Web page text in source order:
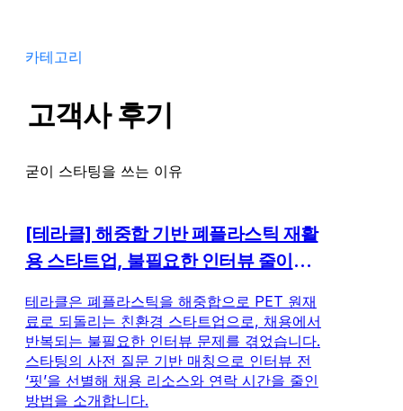
카테고리
고객사 후기
굳이 스타팅을 쓰는 이유
[테라클] 해중합 기반 폐플라스틱 재활
용 스타트업, 불필요한 인터뷰 줄이는
테라클은 폐플라스틱을 해중합으로 PET 원재
료로 되돌리는 친환경 스타트업으로, 채용에서
반복되는 불필요한 인터뷰 문제를 겪었습니다.
스타팅의 사전 질문 기반 매칭으로 인터뷰 전
‘핏’을 선별해 채용 리소스와 연락 시간을 줄인
방법을 소개합니다.